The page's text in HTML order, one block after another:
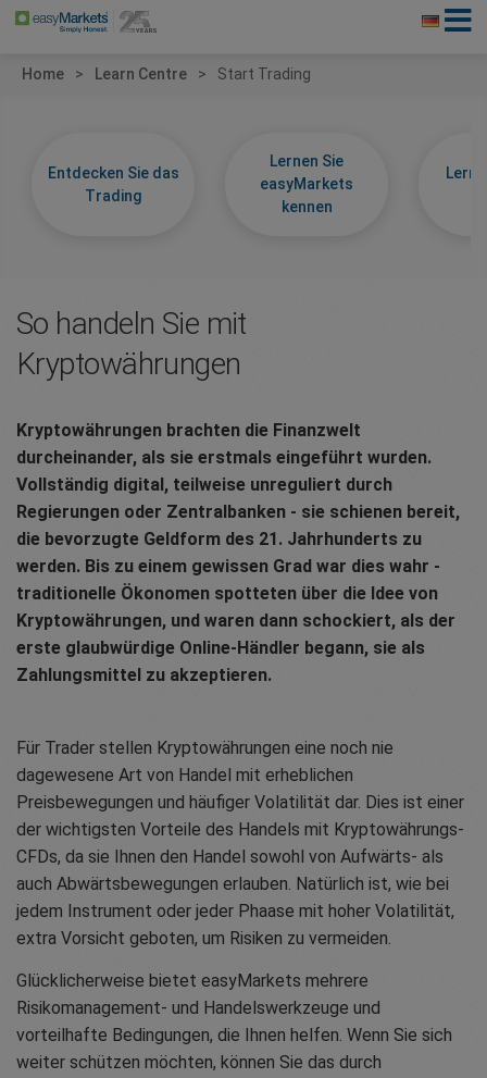
Home Learn Centre Start Trading
Entdecken Sie das
Trading
Lernen Sie
easyMarkets
kennen
So handeln Sie mit
Kryptowährungen
Kryptowährungen brachten die Finanzwelt
durcheinander, als sie erstmals eingeführt wurden.
Vollständig digital, teilweise unreguliert durch
Regierungen oder Zentralbanken - sie schienen bereit,
die bevorzugte Geldform des 21. Jahrhunderts zu
werden. Bis zu einem gewissen Grad war dies wahr -
traditionelle Ökonomen spotteten über die Idee von
Kryptowährungen, und waren dann schockiert, als der
erste glaubwürdige Online-Händler begann, sie als
Zahlungsmittel zu akzeptieren.
Für Trader stellen Kryptowährungen eine noch nie
dagewesene Art von Handel mit erheblichen
Preisbewegungen und häufiger Volatilität dar. Dies ist einer
der wichtigsten Vorteile des Handels mit Kryptowährungs-
CFDs, da sie Ihnen den Handel sowohl von Aufwärts- als
auch Abwärtsbewegungen erlauben. Natürlich ist, wie bei
jedem Instrument oder jeder Phaase mit hoher Volatilität,
extra Vorsicht geboten, um Risiken zu vermeiden.
Glücklicherweise bietet easyMarkets mehrere
Risikomanagement- und Handelswerkzeuge und
vorteilhafte Bedingungen, die Ihnen helfen. Wenn Sie sich
weiter schützen möchten, können Sie das durch